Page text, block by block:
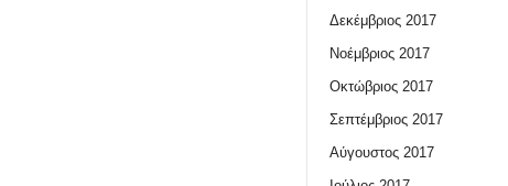
Δεκέμβριος 2017
Νοέμβριος 2017
Οκτώβριος 2017
Σεπτέμβριος 2017
Αύγουστος 2017